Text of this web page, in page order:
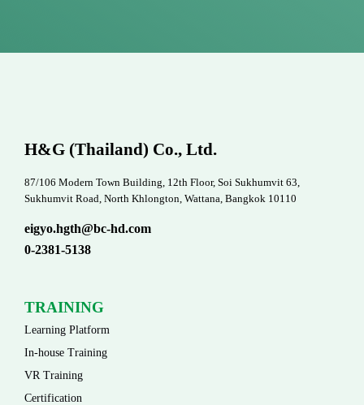
H&G (Thailand) Co., Ltd.
87/106 Modern Town Building, 12th Floor, Soi Sukhumvit 63,
Sukhumvit Road, North Khlongton, Wattana, Bangkok 10110
eigyo.hgth@bc-hd.com
0-2381-5138
TRAINING
Learning Platform
In-house Training
VR Training
Certification